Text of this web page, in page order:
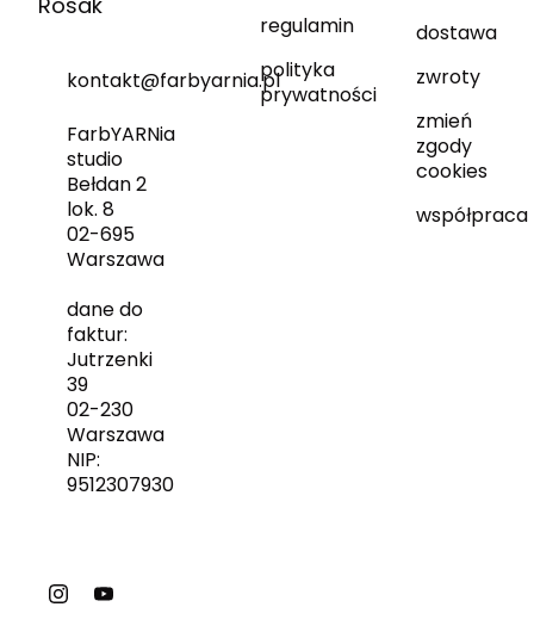
kontakt@farbyarnia.pl
FarbYARNia
studio
Bełdan 2
lok. 8
02-695
Warszawa
dane do
faktur:
Jutrzenki
39
02-230
Warszawa
NIP:
9512307930
regulamin
polityka
prywatności
dostawa
zwroty
zmień
zgody
cookies
współpraca